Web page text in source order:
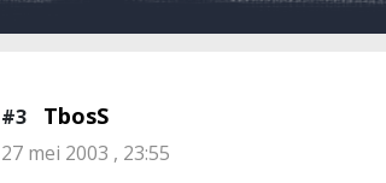
#3 TbosS
27 mei 2003 , 23:55